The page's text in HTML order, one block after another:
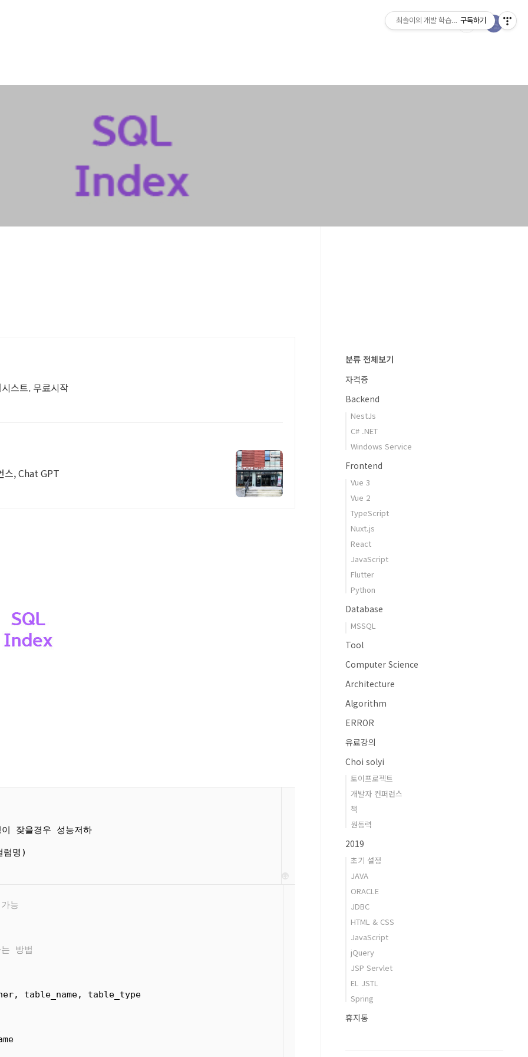
스트. 무료시작
스, Chat GPT
잦을경우 성능저하
럼명)
cs
능
방법
table_name, table_type
분류 전체보기
자격증
Backend
NestJs
C# .NET
Windows Service
Frontend
Vue 3
Vue 2
TypeScript
Nuxt.js
React
JavaScript
Flutter
Python
Database
MSSQL
Tool
Computer Science
Architecture
Algorithm
ERROR
유료강의
Choi solyi
토이프로젝트
개발자 컨퍼런스
책
원동력
2019
초기 설정
JAVA
ORACLE
JDBC
HTML & CSS
JavaScript
jQuery
JSP Servlet
EL JSTL
Spring
휴지통
최솔이의 개발 학습일지구독하기